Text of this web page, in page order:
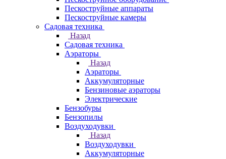
Пескоструйные аппараты
Пескоструйные камеры
Садовая техника
Назад
Садовая техника
Аэраторы
Назад
Аэраторы
Аккумуляторные
Бензиновые аэраторы
Электрические
Бензобуры
Бензопилы
Воздуходувки
Назад
Воздуходувки
Аккумуляторные